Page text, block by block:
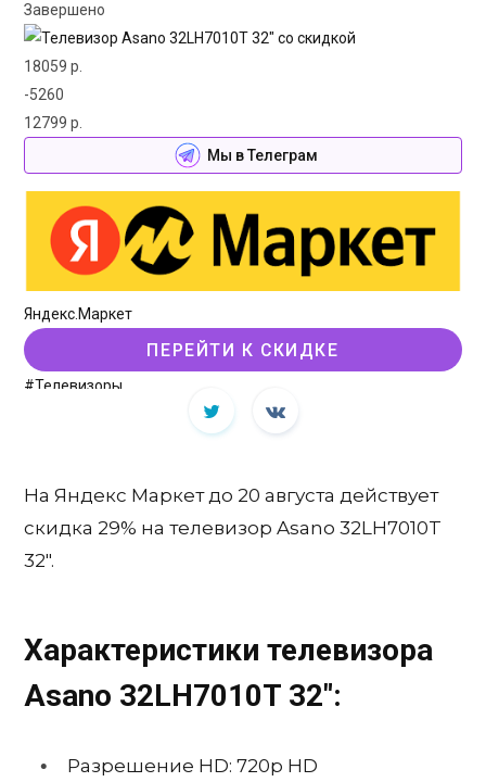
Завершено
18059 р.
-5260
12799 р.
Мы в Телеграм
Яндекс.Маркет
ПЕРЕЙТИ К СКИДКЕ
#Телевизоры
На Яндекс Маркет до 20 августа действует
скидка 29% на телевизор Asano 32LH7010T
32″.
Характеристики телевизора
Asano 32LH7010T 32″:
Разрешение HD: 720p HD